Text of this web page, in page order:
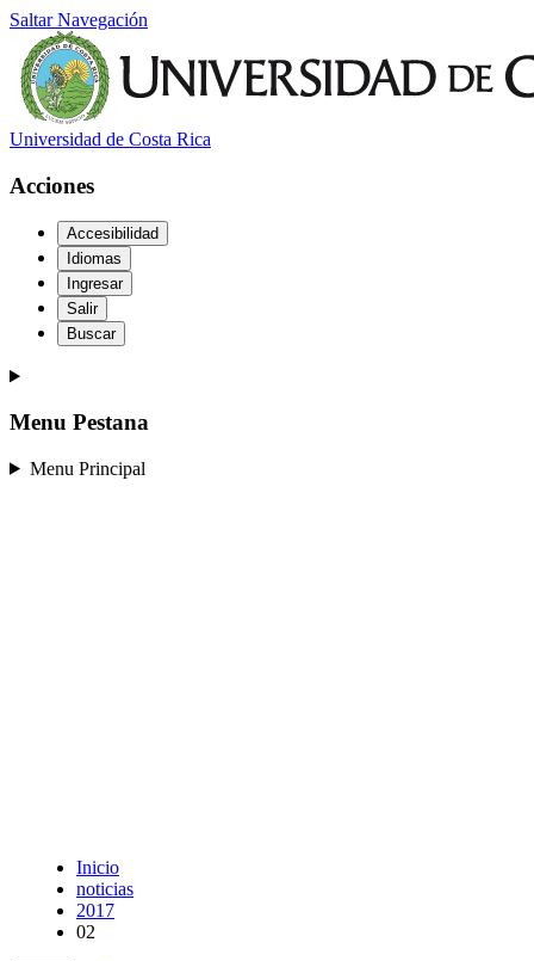
Saltar Navegación
Universidad de Costa Rica
Acciones
Accesibilidad
Idiomas
Ingresar
Salir
Buscar
Menu Pestana
Menu Principal
Inicio
noticias
2017
02